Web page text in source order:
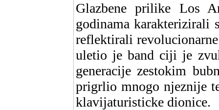
Glazbene prilike Los
godinama
reflektirali
uletio je band ciji je
generacije zestokim
prigrlio mnogo njeznije
klavijaturisticke dionice.